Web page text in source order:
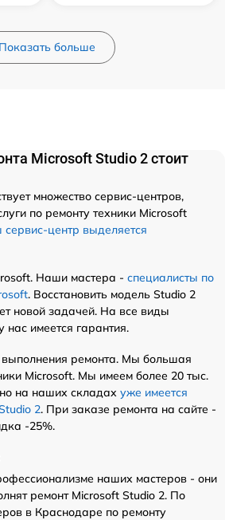
Показать больше
Microsoft Studio 2 стоит
множество сервис-центров,
по ремонту техники Microsoft
сервис-центр выделяется
Наши мастера - специалисты по
. Восстановить модель Studio 2
новой задачей. На все виды
имеется гарантия.
ремонта. Мы большая
Microsoft. Мы имеем более 20 тыс.
на наших складах уже имеется
2. При заказе ремонта на сайте -
-25%.
наших мастеров - они
ремонт Microsoft Studio 2. По
в Краснодаре по ремонту